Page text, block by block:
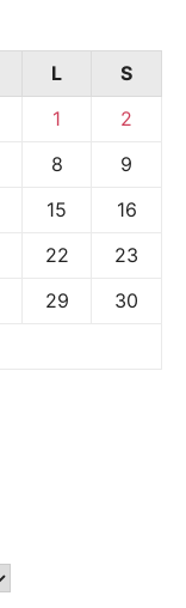
L
S
1
2
8
9
15
16
22
23
29
30